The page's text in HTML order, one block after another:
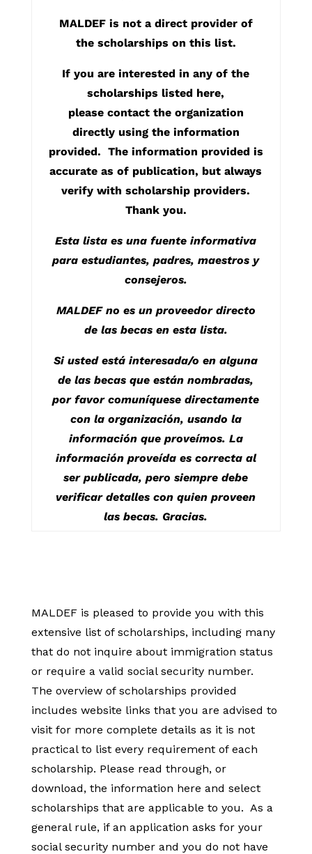
MALDEF is not a direct provider of
the scholarships on this list.
If you are interested in any of the
scholarships listed here,
please contact the organization
directly using the information
provided. The information provided is
accurate as of publication, but always
verify with scholarship providers.
Thank you.
Esta lista es una fuente informativa
para estudiantes, padres, maestros y
consejeros.
MALDEF no es un proveedor directo
de las becas en esta lista.
Si usted está interesada/o en alguna
de las becas que están nombradas,
por favor comuníquese directamente
con la organización, usando la
información que proveímos. La
información proveída es correcta al
ser publicada, pero siempre debe
verificar detalles con quien proveen
las becas. Gracias.
MALDEF is pleased to provide you with this
extensive list of scholarships, including many
that do not inquire about immigration status
or require a valid social security number.
The overview of scholarships provided
includes website links that you are advised to
visit for more complete details as it is not
practical to list every requirement of each
scholarship. Please read through, or
download, the information here and select
scholarships that are applicable to you. As a
general rule, if an application asks for your
social security number and you do not have